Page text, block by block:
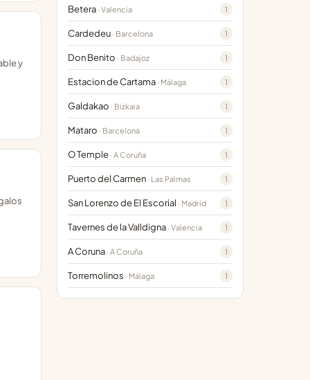
y
Betera · Valencia 1
Cardedeu · Barcelona 1
Don Benito · Badajoz 1
Estacion de Cartama · Málaga 1
Galdakao · Bizkaia 1
Mataro · Barcelona 1
O Temple · A Coruña 1
Puerto del Carmen · Las Palmas 1
San Lorenzo de El Escorial · Madrid 1
Tavernes de la Valldigna · Valencia 1
A Coruna · A Coruña 1
Torremolinos · Málaga 1